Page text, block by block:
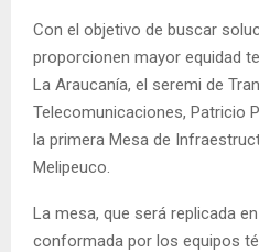
Con el objetivo de buscar
proporcionen mayor equidad
La Araucanía, el seremi de
Telecomunicaciones, Patricio
la primera Mesa de
Melipeuco.
La mesa, que será replicada
conformada por los equipos